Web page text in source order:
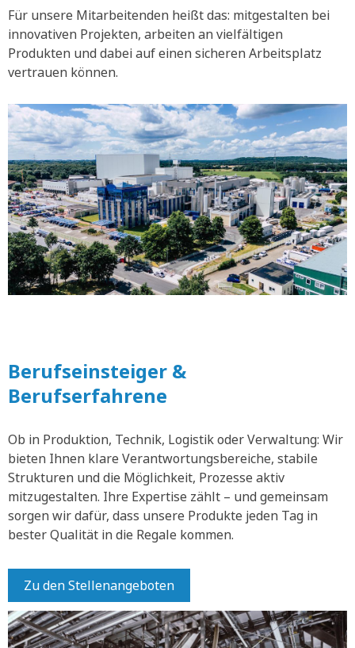
Für unsere Mitarbeitenden heißt das: mitgestalten bei
innovativen Projekten, arbeiten an vielfältigen
Produkten und dabei auf einen sicheren Arbeitsplatz
vertrauen können.
Berufseinsteiger &
Berufserfahrene
Ob in Produktion, Technik, Logistik oder Verwaltung: Wir
bieten Ihnen klare Verantwortungsbereiche, stabile
Strukturen und die Möglichkeit, Prozesse aktiv
mitzugestalten. Ihre Expertise zählt – und gemeinsam
sorgen wir dafür, dass unsere Produkte jeden Tag in
bester Qualität in die Regale kommen.
Zu den Stellenangeboten